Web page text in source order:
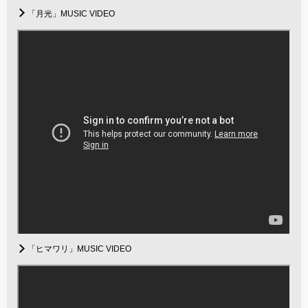
「月光」MUSIC VIDEO
「ヒマワリ」MUSIC VIDEO